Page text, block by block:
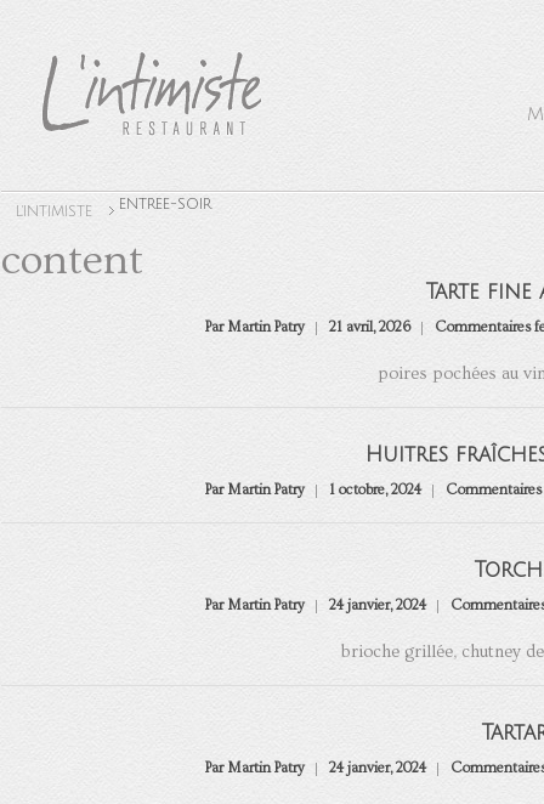
L'INTIMISTE ENTREE-SOIR
content
Tarte fine
Par Martin Patry 21 avril, 2026 Commentaires
poires pochées au
Huitres
Par Martin Patry 1 octobre, 2024 Commentaires
Par Martin Patry 24 janvier, 2024
brioche grillée, chutney
Par Martin Patry 24 janvier, 2024